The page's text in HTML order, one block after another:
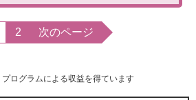
2 次のページ
ログラムによる収益を得ています